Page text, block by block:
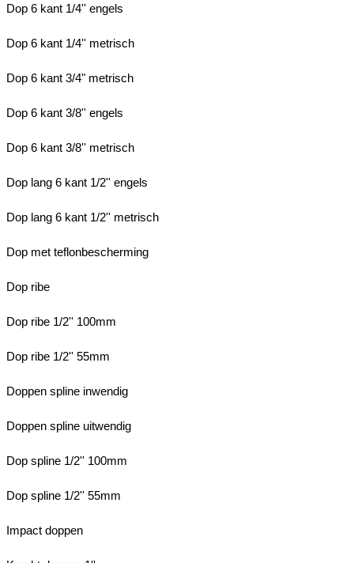
Dop 6 kant 1/4'' engels
Dop 6 kant 1/4'' metrisch
Dop 6 kant 3/4" metrisch
Dop 6 kant 3/8'' engels
Dop 6 kant 3/8'' metrisch
Dop lang 6 kant 1/2'' engels
Dop lang 6 kant 1/2'' metrisch
Dop met teflonbescherming
Dop ribe
Dop ribe 1/2'' 100mm
Dop ribe 1/2'' 55mm
Doppen spline inwendig
Doppen spline uitwendig
Dop spline 1/2'' 100mm
Dop spline 1/2'' 55mm
Impact doppen